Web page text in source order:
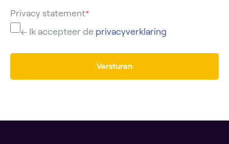
Privacy statement*
← Ik accepteer de privacyverklaring
Versturen